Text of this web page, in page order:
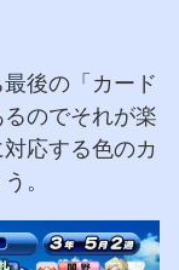
後の「カード
のでそれが楽
応する色のカ
。